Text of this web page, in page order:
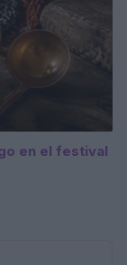
en el festival